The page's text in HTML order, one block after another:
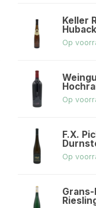
Keller
Op
Op
F.X.
Op